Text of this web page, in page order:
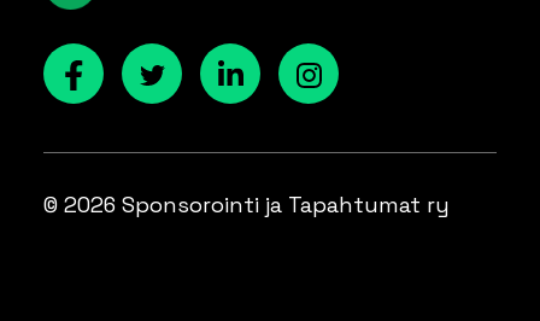
© 2026 Sponsorointi ja Tapahtumat ry